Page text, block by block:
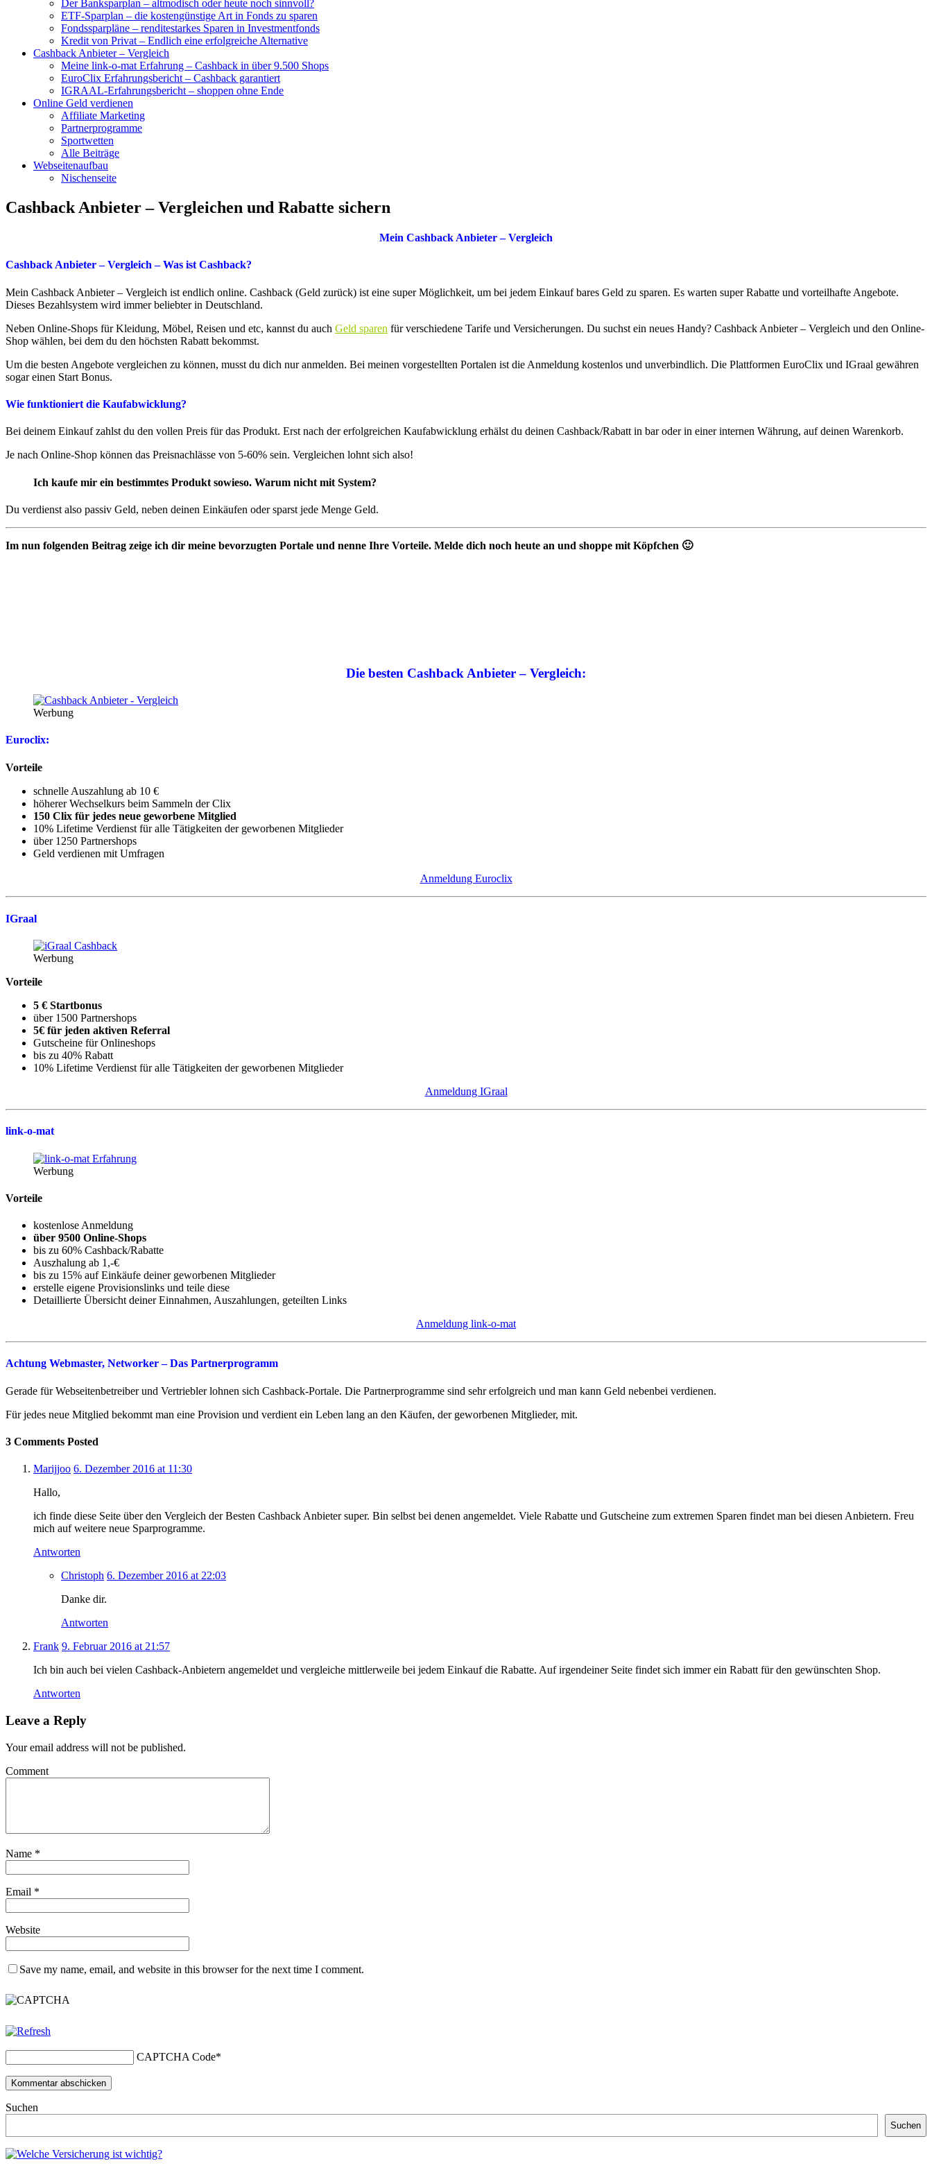
Der Banksparplan – altmodisch oder heute noch sinnvoll?
ETF-Sparplan – die kostengünstige Art in Fonds zu sparen
Fondssparpläne – renditestarkes Sparen in Investmentfonds
Kredit von Privat – Endlich eine erfolgreiche Alternative
Cashback Anbieter – Vergleich
Meine link-o-mat Erfahrung – Cashback in über 9.500 Shops
EuroClix Erfahrungsbericht – Cashback garantiert
IGRAAL-Erfahrungsbericht – shoppen ohne Ende
Online Geld verdienen
Affiliate Marketing
Partnerprogramme
Sportwetten
Alle Beiträge
Webseitenaufbau
Nischenseite
Cashback Anbieter – Vergleichen und Rabatte sichern
Mein Cashback Anbieter – Vergleich
Cashback Anbieter – Vergleich – Was ist Cashback?
Mein Cashback Anbieter – Vergleich ist endlich online. Cashback (Geld zurück) ist eine super Möglichkeit, um bei jedem Einkauf bares Geld zu sparen. Es warten super Rabatte und vorteilhafte Angebote.
Dieses Bezahlsystem wird immer beliebter in Deutschland.
Neben Online-Shops für Kleidung, Möbel, Reisen und etc, kannst du auch Geld sparen für verschiedene Tarife und Versicherungen. Du suchst ein neues Handy? Cashback Anbieter – Vergleich und den Online-
Shop wählen, bei dem du den höchsten Rabatt bekommst.
Um die besten Angebote vergleichen zu können, musst du dich nur anmelden. Bei meinen vorgestellten Portalen ist die Anmeldung kostenlos und unverbindlich. Die Plattformen EuroClix und IGraal gewähren
sogar einen Start Bonus.
Wie funktioniert die Kaufabwicklung?
Bei deinem Einkauf zahlst du den vollen Preis für das Produkt. Erst nach der erfolgreichen Kaufabwicklung erhälst du deinen Cashback/Rabatt in bar oder in einer internen Währung, auf deinen Warenkorb.
Je nach Online-Shop können das Preisnachlässe von 5-60% sein. Vergleichen lohnt sich also!
Ich kaufe mir ein bestimmtes Produkt sowieso. Warum nicht mit System?
Du verdienst also passiv Geld, neben deinen Einkäufen oder sparst jede Menge Geld.
Im nun folgenden Beitrag zeige ich dir meine bevorzugten Portale und nenne Ihre Vorteile. Melde dich noch heute an und shoppe mit Köpfchen 🙂
Die besten Cashback Anbieter – Vergleich:
Werbung
Euroclix:
Vorteile
schnelle Auszahlung ab 10 €
höherer Wechselkurs beim Sammeln der Clix
150 Clix für jedes neue geworbene Mitglied
10% Lifetime Verdienst für alle Tätigkeiten der geworbenen Mitglieder
über 1250 Partnershops
Geld verdienen mit Umfragen
Anmeldung Euroclix
IGraal
Werbung
Vorteile
5 € Startbonus
über 1500 Partnershops
5€ für jeden aktiven Referral
Gutscheine für Onlineshops
bis zu 40% Rabatt
10% Lifetime Verdienst für alle Tätigkeiten der geworbenen Mitglieder
Anmeldung IGraal
link-o-mat
Werbung
Vorteile
kostenlose Anmeldung
über 9500 Online-Shops
bis zu 60% Cashback/Rabatte
Auszhalung ab 1,-€
bis zu 15% auf Einkäufe deiner geworbenen Mitglieder
erstelle eigene Provisionslinks und teile diese
Detaillierte Übersicht deiner Einnahmen, Auszahlungen, geteilten Links
Anmeldung link-o-mat
Achtung Webmaster, Networker – Das Partnerprogramm
Gerade für Webseitenbetreiber und Vertriebler lohnen sich Cashback-Portale. Die Partnerprogramme sind sehr erfolgreich und man kann Geld nebenbei verdienen.
Für jedes neue Mitglied bekommt man eine Provision und verdient ein Leben lang an den Käufen, der geworbenen Mitglieder, mit.
3 Comments Posted
Marijjoo 6. Dezember 2016 at 11:30
Hallo,
ich finde diese Seite über den Vergleich der Besten Cashback Anbieter super. Bin selbst bei denen angemeldet. Viele Rabatte und Gutscheine zum extremen Sparen findet man bei diesen Anbietern. Freu
mich auf weitere neue Sparprogramme.
Antworten
Christoph 6. Dezember 2016 at 22:03
Danke dir.
Antworten
Frank 9. Februar 2016 at 21:57
Ich bin auch bei vielen Cashback-Anbietern angemeldet und vergleiche mittlerweile bei jedem Einkauf die Rabatte. Auf irgendeiner Seite findet sich immer ein Rabatt für den gewünschten Shop.
Antworten
Leave a Reply
Your email address will not be published.
Comment
Name *
Email *
Website
Save my name, email, and website in this browser for the next time I comment.
CAPTCHA Code*
Suchen
Suchen